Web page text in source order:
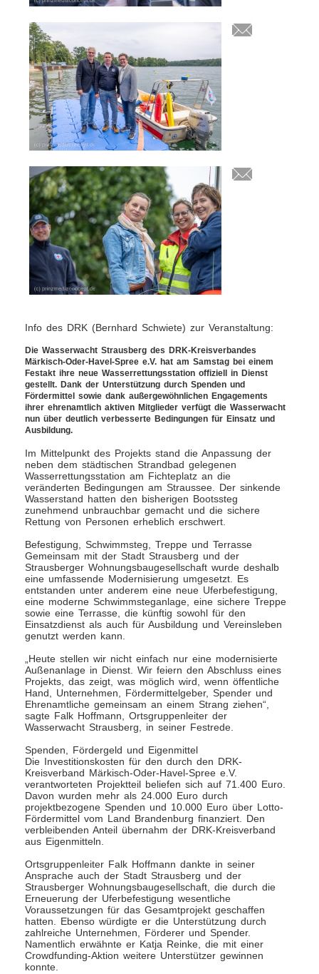
Info des DRK (Bernhard Schwiete) zur Veranstaltung:
Die Wasserwacht Strausberg des DRK-Kreisverbandes
Märkisch-Oder-Havel-Spree e.V. hat am Samstag bei einem
Festakt ihre neue Wasserrettungsstation offiziell in Dienst
gestellt. Dank der Unterstützung durch Spenden und
Fördermittel sowie dank außergewöhnlichen Engagements
ihrer ehrenamtlich aktiven Mitglieder verfügt die Wasserwacht
nun über deutlich verbesserte Bedingungen für Einsatz und
Ausbildung.
Im Mittelpunkt des Projekts stand die Anpassung der
neben dem städtischen Strandbad gelegenen
Wasserrettungsstation am Fichteplatz an die
veränderten Bedingungen am Straussee. Der sinkende
Wasserstand hatten den bisherigen Bootssteg
zunehmend unbrauchbar gemacht und die sichere
Rettung von Personen erheblich erschwert.
Befestigung, Schwimmsteg, Treppe und Terrasse
Gemeinsam mit der Stadt Strausberg und der
Strausberger Wohnungsbaugesellschaft wurde deshalb
eine umfassende Modernisierung umgesetzt. Es
entstanden unter anderem eine neue Uferbefestigung,
eine moderne Schwimmsteganlage, eine sichere Treppe
sowie eine Terrasse, die künftig sowohl für den
Einsatzdienst als auch für Ausbildung und Vereinsleben
genutzt werden kann.
„Heute stellen wir nicht einfach nur eine modernisierte
Außenanlage in Dienst. Wir feiern den Abschluss eines
Projekts, das zeigt, was möglich wird, wenn öffentliche
Hand, Unternehmen, Fördermittelgeber, Spender und
Ehrenamtliche gemeinsam an einem Strang ziehen“,
sagte Falk Hoffmann, Ortsgruppenleiter der
Wasserwacht Strausberg, in seiner Festrede.
Spenden, Fördergeld und Eigenmittel
Die Investitionskosten für den durch den DRK-
Kreisverband Märkisch-Oder-Havel-Spree e.V.
verantworteten Projektteil beliefen sich auf 71.400 Euro.
Davon wurden mehr als 24.000 Euro durch
projektbezogene Spenden und 10.000 Euro über Lotto-
Fördermittel vom Land Brandenburg finanziert. Den
verbleibenden Anteil übernahm der DRK-Kreisverband
aus Eigenmitteln.
Ortsgruppenleiter Falk Hoffmann dankte in seiner
Ansprache auch der Stadt Strausberg und der
Strausberger Wohnungsbaugesellschaft, die durch die
Erneuerung der Uferbefestigung wesentliche
Voraussetzungen für das Gesamtprojekt geschaffen
hatten. Ebenso würdigte er die Unterstützung durch
zahlreiche Unternehmen, Förderer und Spender.
Namentlich erwähnte er Katja Reinke, die mit einer
Crowdfunding-Aktion weitere Unterstützer gewinnen
konnte.